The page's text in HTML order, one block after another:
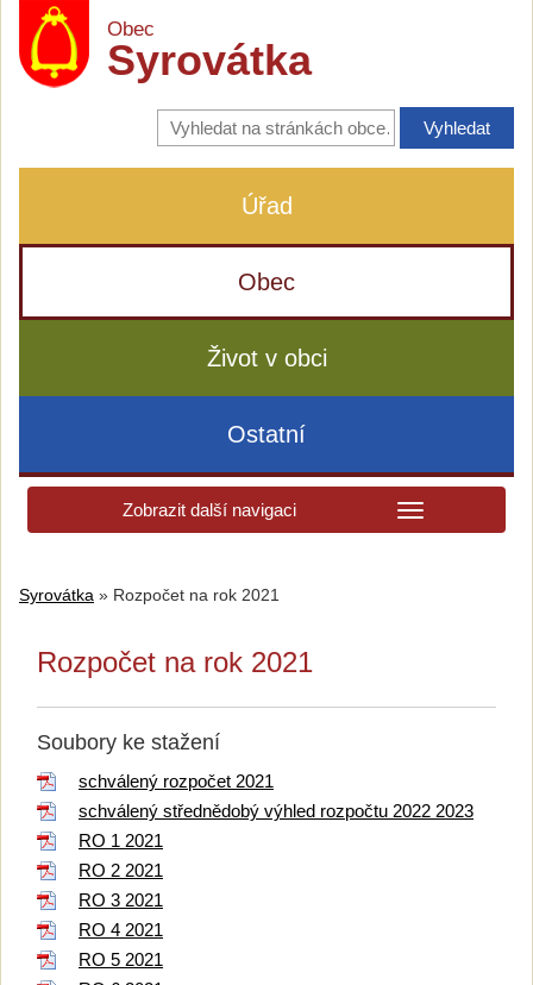
Obec
Syrovátka
Vyhledávání
na
stránkách
Úřad
Obec
Život v obci
Ostatní
Zobrazit další navigaci
Syrovátka » Rozpočet na rok 2021
Rozpočet na rok 2021
Soubory ke stažení
schválený rozpočet 2021
schválený střednědobý výhled rozpočtu 2022 2023
RO 1 2021
RO 2 2021
RO 3 2021
RO 4 2021
RO 5 2021